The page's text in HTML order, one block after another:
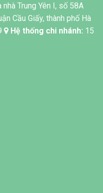
nhà Trung Yên I, số 58A
Cầu Giấy, thành phố Hà
Hệ thống chi nhánh: 15